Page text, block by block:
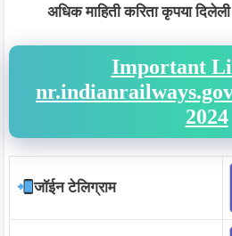
अधिक माहिती करिता कृपया दिलेली
Important
2024
जॉईन टेलिग्राम